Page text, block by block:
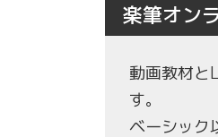
楽筆オン
動画教材と
す。
ベーシック